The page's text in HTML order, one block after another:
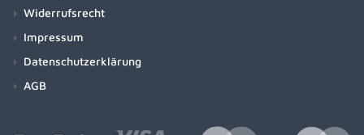
Widerrufsrecht
Impressum
Datenschutzerklärung
AGB